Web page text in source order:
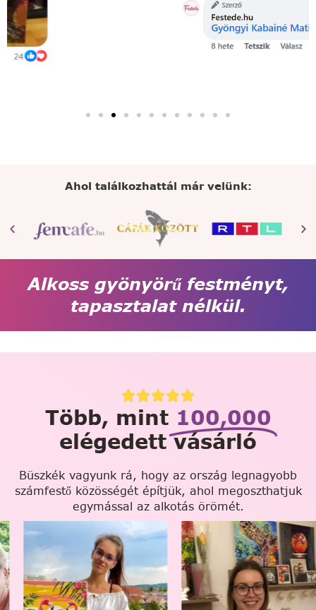
Ahol találkozhattál már velünk:
Alkoss gyönyörű festményt,
tapasztalat nélkül.
Több, mint 100,000
elégedett vásárló
Büszkék vagyunk rá, hogy az ország legnagyobb
számfestő közösségét építjük, ahol megoszthatjuk
egymással az alkotás örömét.